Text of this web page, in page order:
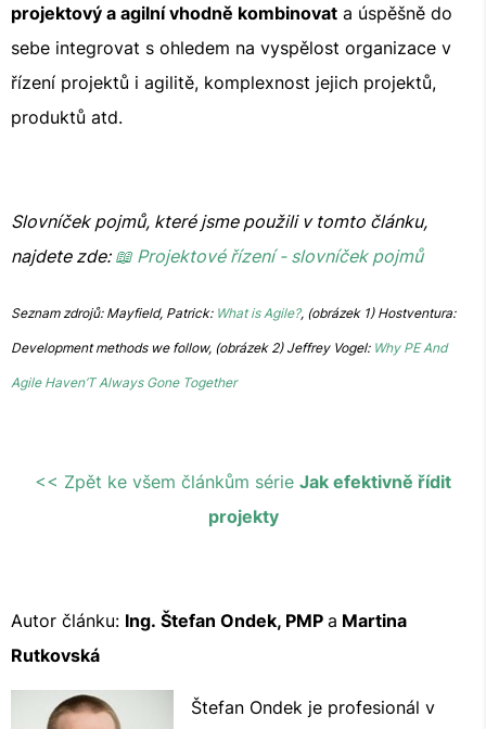
projektový a agilní vhodně kombinovat a úspěšně do
sebe integrovat s ohledem na vyspělost organizace v
řízení projektů i agilitě, komplexnost jejich projektů,
produktů atd.
Slovníček pojmů, které jsme použili v tomto článku,
najdete zde: 📖 Projektové řízení - slovníček pojmů
Seznam zdrojů: Mayfield, Patrick: What is Agile?, (obrázek 1) Hostventura:
Development methods we follow, (obrázek 2) Jeffrey Vogel: Why PE And
Agile Haven’T Always Gone Together
<< Zpět ke všem článkům série Jak efektivně řídit
projekty
Autor článku: Ing. Štefan Ondek, PMP a Martina
Rutkovská
Štefan Ondek je profesionál v